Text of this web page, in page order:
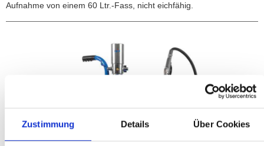
Zustimmung Details Über Cookies
Aufnahme von einem 60 Ltr.-Fass, nicht eichfähig.